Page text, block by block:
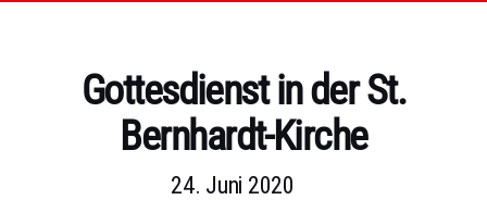
KategorienGottesdienst in der St.
Bernhardt-Kirche
24. Juni 2020